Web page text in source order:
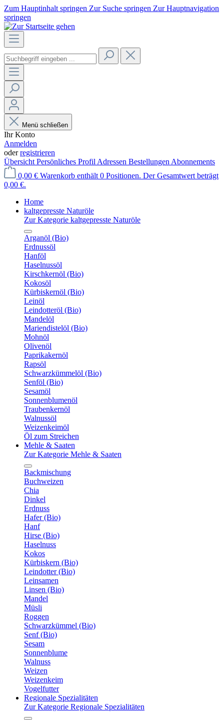
Zum Hauptinhalt springen Zur Suche springen Zur Hauptnavigation
springen
Menü schließen
Ihr Konto
Anmelden
oderregistrieren
Übersicht Persönliches Profil Adressen Bestellungen Abonnements
0,00 € Warenkorb enthält 0 Positionen. Der Gesamtwert beträgt
0,00 €.
Home
kaltgepresste Naturöle
Zur Kategorie kaltgepresste Naturöle
Arganöl (Bio)
Erdnussöl
Hanföl
Haselnussöl
Kirschkernöl (Bio)
Kokosöl
Kürbiskernöl (Bio)
Leinöl
Leindotteröl (Bio)
Mandelöl
Mariendistelöl (Bio)
Mohnöl
Olivenöl
Paprikakernöl
Rapsöl
Schwarzkümmelöl (Bio)
Senföl (Bio)
Sesamöl
Sonnenblumenöl
Traubenkernöl
Walnussöl
Weizenkeimöl
Öl zum Streichen
Mehle & Saaten
Zur Kategorie Mehle & Saaten
Backmischung
Buchweizen
Chia
Dinkel
Erdnuss
Hafer (Bio)
Hanf
Hirse (Bio)
Haselnuss
Kokos
Kürbiskern (Bio)
Leindotter (Bio)
Leinsamen
Linsen (Bio)
Mandel
Müsli
Roggen
Schwarzkümmel (Bio)
Senf (Bio)
Sesam
Sonnenblume
Walnuss
Weizen
Weizenkeim
Vogelfutter
Regionale Spezialitäten
Zur Kategorie Regionale Spezialitäten